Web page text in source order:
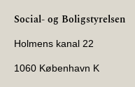
2010)
Social- og Boligstyrelsen
Holmens kanal 22
1060 København K